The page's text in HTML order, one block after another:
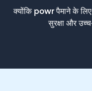
क्योंकि powr पैमाने के लिए
सुरक्षा और